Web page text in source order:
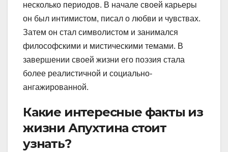
несколько периодов. В начале своей карьеры
он был интимистом, писал о любви и чувствах.
Затем он стал символистом и занимался
философскими и мистическими темами. В
завершении своей жизни его поэзия стала
более реалистичной и социально-
ангажированной.
Какие интересные факты из
жизни Апухтина стоит
узнать?